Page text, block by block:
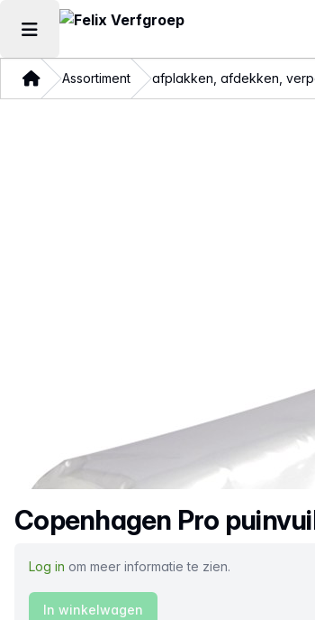
Hoofdmenu openen
ThuisAssortiment afplakken, afdekken,
Productnaam
Copenhagen Pro
Log in om meer informatie te zien.
In winkelwagen